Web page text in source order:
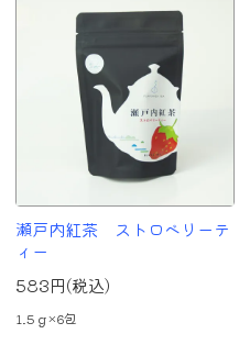
瀬戸内紅茶 ストロベリーテ
ィー
583円(税込)
1.5ｇ×6包